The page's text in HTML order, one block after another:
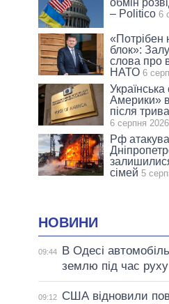
– Politico 6
«Потрібен
блок»:
слова про
НАТО 6
Америки»
після
6 серпня
Рф
сімей 5
НОВИНИ
09:44
В Одесі
землю під час руху
09:12
США відновили